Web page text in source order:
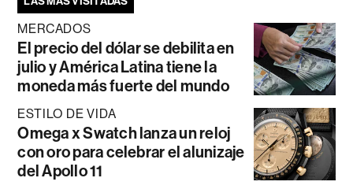
MERCADOS
El precio del dólar se debilita en
julio y América Latina tiene la
moneda más fuerte del mundo
ESTILO DE VIDA
Omega x Swatch lanza un reloj
con oro para celebrar el alunizaje
del Apollo 11